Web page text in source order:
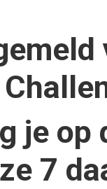
je op
7